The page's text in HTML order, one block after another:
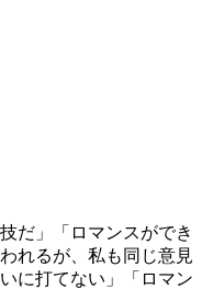
だ」「ロマンスができ
れるが、私も同じ意見
に打てない」「ロマン